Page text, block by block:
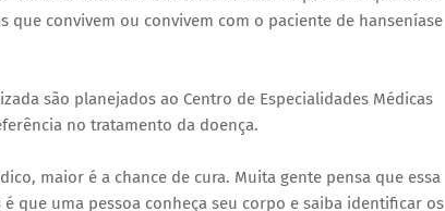
convivem ou convivem com o paciente de hanseníase
são planejados ao Centro de Especialidades Médicas
no tratamento da doença.
maior é a chance de cura. Muita gente pensa que essa
que uma pessoa conheça seu corpo e saiba identificar os